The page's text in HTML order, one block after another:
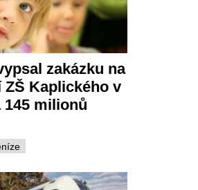
zakázku na
ZŠ Kaplického v
145 milionů